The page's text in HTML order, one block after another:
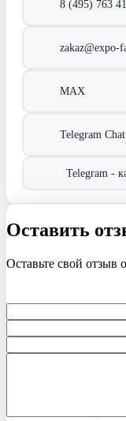
8 (495) 763
zakaz@expo-
MAX
Telegram Chat
Telegram -
Оставить
Оставьте свой отзыв